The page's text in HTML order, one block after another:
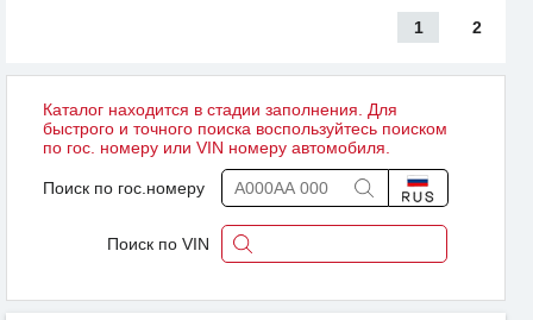
1 2
Каталог находится в стадии заполнения. Для
быстрого и точного поиска воспользуйтесь поиском
по гос. номеру или VIN номеру автомобиля.
Поиск по гос.номеру
Поиск по VIN